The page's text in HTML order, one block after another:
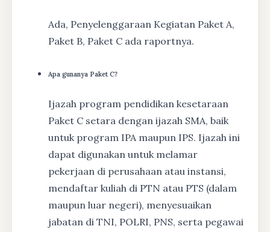
Ada, Penyelenggaraan Kegiatan Paket A,
Paket B, Paket C ada raportnya.
Apa gunanya Paket C?
Ijazah program pendidikan kesetaraan
Paket C setara dengan ijazah SMA, baik
untuk program IPA maupun IPS. Ijazah ini
dapat digunakan untuk melamar
pekerjaan di perusahaan atau instansi,
mendaftar kuliah di PTN atau PTS (dalam
maupun luar negeri), menyesuaikan
jabatan di TNI, POLRI, PNS, serta pegawai